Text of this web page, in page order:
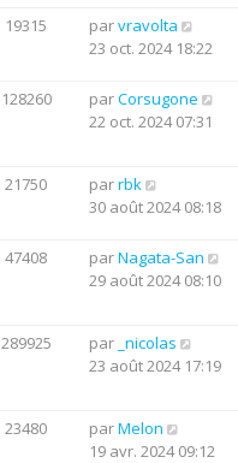
19315 parvravolta
23 oct. 2024 18:22
128260 parCorsugone
22 oct. 2024 07:31
21750 parrbk
30 août 2024 08:18
47408 parNagata-San
29 août 2024 08:10
289925 par _nicolas
23 août 2024 17:19
23480 parMelon
19 avr. 2024 09:12